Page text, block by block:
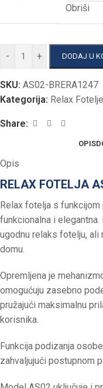
Obriši
- + DODAJ U
SKU: AS02-BRERA1247
Kategorija: Relax Fotelje
Share:
OPIS
Opis
RELAX FOTELJA
Relax fotelja s
funkcionalna i
ugodnu relaks fotelju, ali
domu.
Opremljena je
omogućuju zasebno
pružajući maksimalnu
korisnika.
Funkcija podizanja
zahvaljujući postupnom